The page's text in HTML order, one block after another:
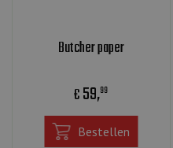
Butcher paper
€59,99
Bestellen